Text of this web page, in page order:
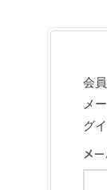
会
メ
グ
メ